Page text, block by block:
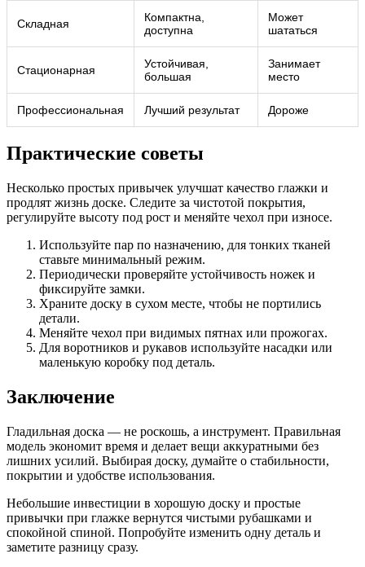
Складная
Компактна,
доступна
Может
шататься
Стационарная
Устойчивая,
большая
Занимает
место
Профессиональная Лучший результат Дороже
Практические советы
Несколько простых привычек улучшат качество глажки и
продлят жизнь доске. Следите за чистотой покрытия,
регулируйте высоту под рост и меняйте чехол при износе.
Используйте пар по назначению, для тонких тканей
ставьте минимальный режим.
Периодически проверяйте устойчивость ножек и
фиксируйте замки.
Храните доску в сухом месте, чтобы не портились
детали.
Меняйте чехол при видимых пятнах или прожогах.
Для воротников и рукавов используйте насадки или
маленькую коробку под деталь.
Заключение
Гладильная доска — не роскошь, а инструмент. Правильная
модель экономит время и делает вещи аккуратными без
лишних усилий. Выбирая доску, думайте о стабильности,
покрытии и удобстве использования.
Небольшие инвестиции в хорошую доску и простые
привычки при глажке вернутся чистыми рубашками и
спокойной спиной. Попробуйте изменить одну деталь и
заметите разницу сразу.